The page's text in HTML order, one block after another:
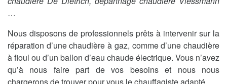
…
Nous disposons de professionnels prêts à intervenir sur la
réparation d’une chaudière à gaz, comme d’une chaudière
à fioul ou d’un ballon d’eau chaude électrique. Vous n’avez
qu’à nous faire part de vos besoins et nous nous